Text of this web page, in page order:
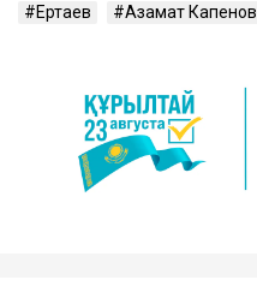
Ертаев
Азамат Капенов